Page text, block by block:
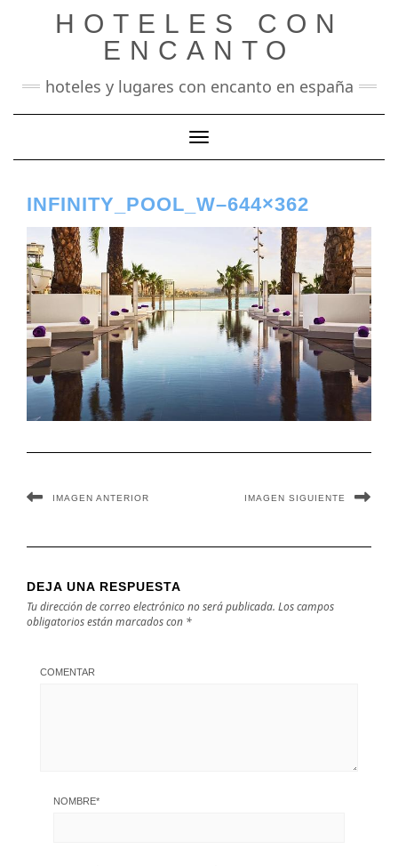
HOTELES CON
ENCANTO
hoteles y lugares con encanto en españa
Cambiar modo de navegación
INFINITY_POOL_W–644×362
IMAGEN ANTERIOR IMAGEN SIGUIENTE
DEJA UNA RESPUESTA
Tu dirección de correo electrónico no será publicada. Los campos
obligatorios están marcados con *
COMENTAR
NOMBRE*